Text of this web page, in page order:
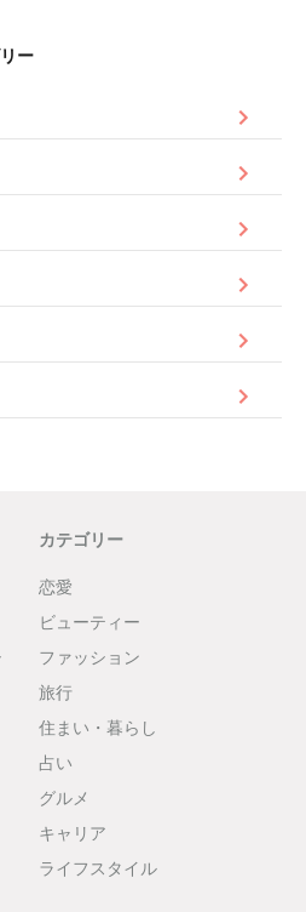
ー
カテゴリー
恋愛
ビューティー
ファッション
旅行
住まい・暮らし
占い
グルメ
キャリア
ライフスタイル